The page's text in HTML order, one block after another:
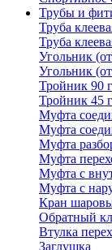
Трубы и
Труба
Труба
Угольник
Угольник
Тройник 90
Тройник 45
Муфта
Муфта
Муфта
Муфта
Муфта с
Муфта с
Кран
Обратный
Втулка
Заглушка